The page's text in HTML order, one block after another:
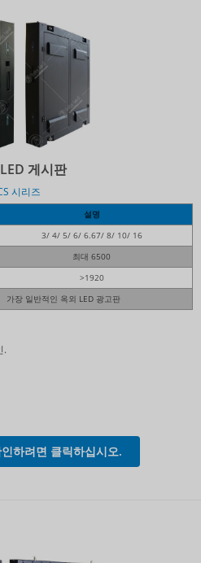
게시판
시리즈
설명
3/ 4/ 5/ 6/ 6.67/ 8/ 10/ 16
최대 6500
>1920
가장 일반적인 옥외 LED 광고판
.
하려면 클릭하십시오.